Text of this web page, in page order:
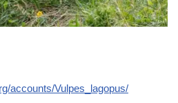
accounts/Vulpes_lagopus/